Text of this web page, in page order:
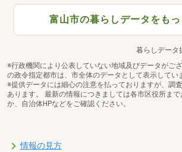
富山市の暮らしデータをも
暮らしデータ
※行政機関により公表していない地域及びデータがご
の政令指定都市は、市全体のデータとして表示してい
※提供データには細心の注意を払っておりますが、調
あります。 最新の情報につきましては各市区役所まで
か、自治体HPなどをご確認ください。
情報の見方